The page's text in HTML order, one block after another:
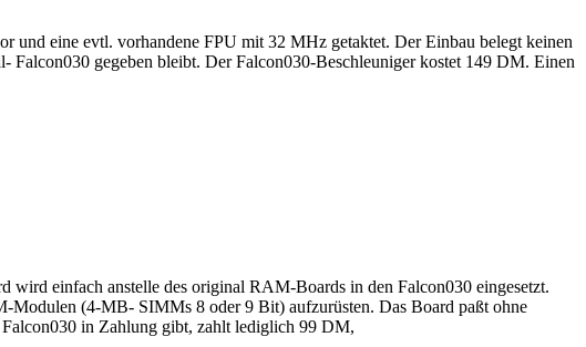
und eine evtl. vorhandene FPU mit 32 MHz getaktet. Der Einbau belegt keinen
gegeben bleibt. Der Falcon030-Beschleuniger kostet 149 DM. Einen
einfach anstelle des original RAM-Boards in den Falcon030 eingesetzt.
(4-MB- SIMMs 8 oder 9 Bit) aufzurüsten. Das Board paßt ohne
in Zahlung gibt, zahlt lediglich 99 DM,